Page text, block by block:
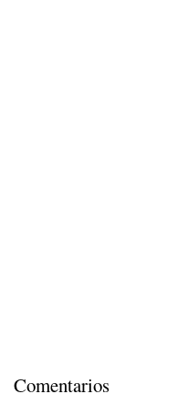
Comentarios